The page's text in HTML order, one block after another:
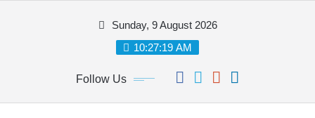
Sunday, 9 August 2026
10:27:19 AM
Follow Us